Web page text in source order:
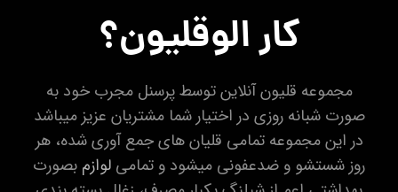
کار الوقلیون؟
مجموعه قلیون آنلاین توسط پرسنل مجرب خود به
صورت شبانه روزی در اختیار شما مشتریان عزیز میباشد
در این مجموعه تمامی قلیان های جمع آوری شده، هر
روز شستشو و ضدعفونی میشود و تمامی لوازم بصورت